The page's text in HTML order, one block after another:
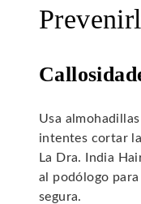
Usa
intentes cortar
La Dra. India
al podólogo
segura.